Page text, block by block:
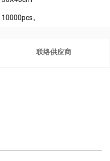
10000pcs.,
联络供应商